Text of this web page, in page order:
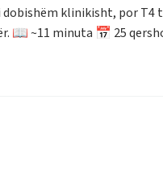
klinikisht, por T4
📖 ~11 minuta 📅 25